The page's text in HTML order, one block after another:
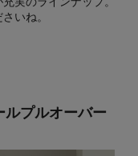
いね。
ルプルオーバー